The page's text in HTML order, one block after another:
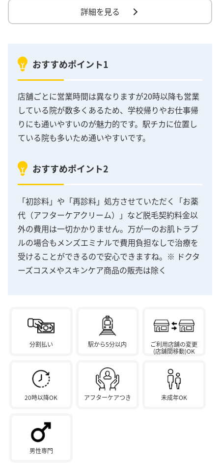
詳細を見る
おすすめポイント1
店舗ごとに営業時間は異なりますが20時以降も営業
している院が数多くあるため、学校帰りやお仕事帰
りにも通いやすいのが魅力的です。駅チカに位置し
ている院も多いため通いやすいです。
おすすめポイント2
「初診料」や「再診料」処方させていただく「お薬
代（アフターケアクリーム）」など脱毛契約料金以
外の費用は一切かかりません。万が一のお肌トラブ
ルの場合もメンズエミナルで費用負担なしで治療を
受けることができるので安心できますね。※ ドクタ
ーズコスメやスキンケア商品の販売は除く
分割払い 駅から5分以内
ご利用店舗の変更
(店舗間移動)OK
20時以降OK アフターケアつき 未成年OK
男性専門